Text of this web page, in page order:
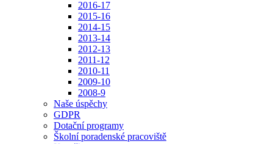
2016-17
2015-16
2014-15
2013-14
2012-13
2011-12
2010-11
2009-10
2008-9
Naše úspěchy
GDPR
Dotační programy
Školní poradenské pracoviště